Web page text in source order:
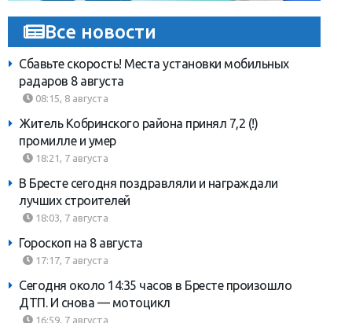
Все новости
Сбавьте скорость! Места установки мобильных
радаров 8 августа
08:15, 8 августа
Житель Кобринского района принял 7,2 (!)
промилле и умер
18:21, 7 августа
В Бресте сегодня поздравляли и награждали
лучших строителей
18:03, 7 августа
Гороскоп на 8 августа
17:17, 7 августа
Сегодня около 14:35 часов в Бресте произошло
ДТП. И снова — мотоцикл
16:59, 7 августа